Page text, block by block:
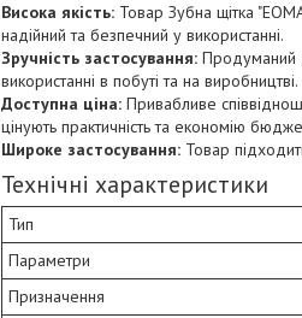
Висока якість: Товар Зубна щітка
надійний та безпечний у використанні.
Зручність застосування: Продуманий
використанні в побуті та на виробництві.
Доступна ціна: Привабливе
цінують практичність та економію
Широке застосування: Товар
Технічні характеристики
Тип
Параметри
Призначення